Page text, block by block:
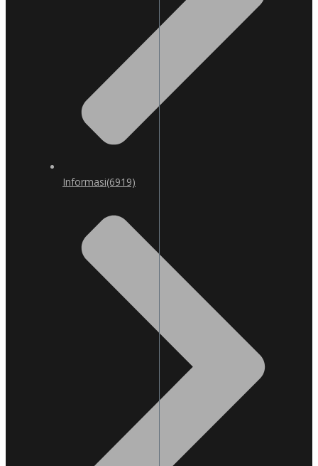
Informasi(6919)